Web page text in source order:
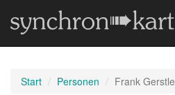
Start Personen Frank Gerstle